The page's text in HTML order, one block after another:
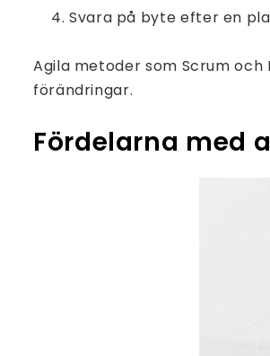
Svara på byte efter en
Agila metoder som Scrum
förändringar.
Fördelarna med